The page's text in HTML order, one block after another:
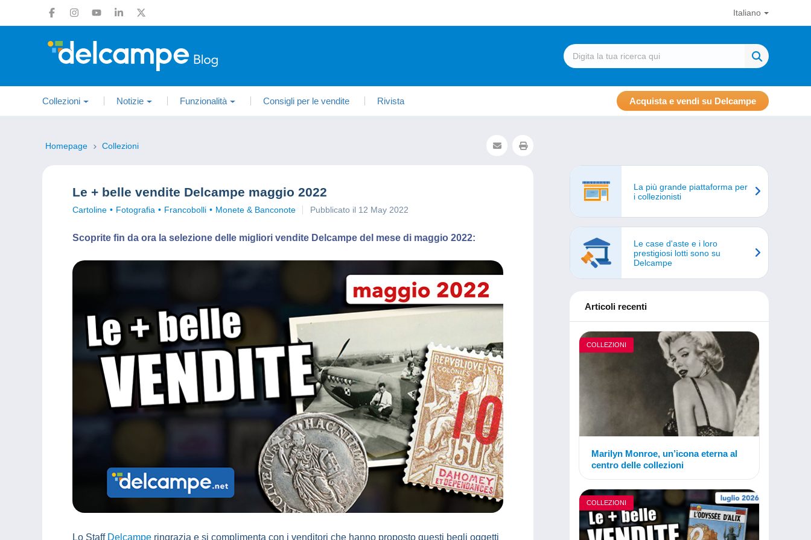
Italiano
Collezioni Notizie Funzionalità Consigli per le vendite Rivista Acquista e vendi su Delcampe
Homepage Collezioni
Le + belle vendite Delcampe maggio 2022
Cartoline Fotografia Francobolli Monete & Banconote Pubblicato il 12 May 2022
Scoprite fin da ora la selezione delle migliori vendite Delcampe del mese di maggio 2022:
Lo Staff Delcampe ringrazia e si complimenta con i venditori che hanno proposto questi begli oggetti
La più grande piattaforma per
i collezionisti
Le case d'aste e i loro
prestigiosi lotti sono su
Delcampe
Articoli recenti
COLLEZIONI
Marilyn Monroe, un’icona eterna al
centro delle collezioni
COLLEZIONI